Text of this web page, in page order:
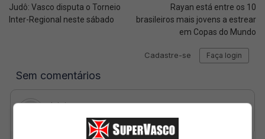
Judô: Vasco disputa o Torneio
Inter-Regional neste sábado
Rayan está entre os 10
brasileiros mais jovens a estrear
em Copas do Mundo